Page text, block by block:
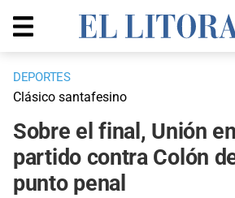
DEPORTES
Clásico santafesino
Sobre el final, Unión
partido contra Colón
punto penal